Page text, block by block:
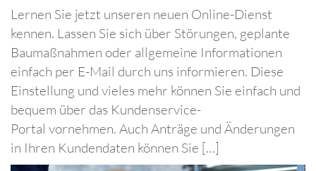
Lernen Sie jetzt unseren neuen Online-Dienst
kennen. Lassen Sie sich über Störungen, geplante
Baumaßnahmen oder allgemeine Informationen
einfach per E-Mail durch uns informieren. Diese
Einstellung und vieles mehr können Sie einfach und
bequem über das Kundenservice-
Portal vornehmen. Auch Anträge und Änderungen
in Ihren Kundendaten können Sie […]